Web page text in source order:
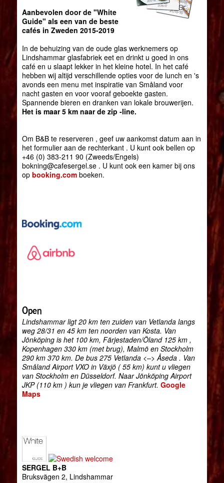
Aanbevolen door de "White
Guide" als een van de beste
cafés in Zweden 2015-2019
In de behuizing van de oude glas werknemers op
Lindshammar glasfabriek eet en drinkt u goed in ons
café en u slaapt lekker in het kleine hotel. In het café
hebben wij altijd verschillende opties voor de lunch en 's
avonds een menu met inspiratie van Småland voor
nacht gasten en voor vooraf geboekte gasten.
Spannende bieren en dranken van lokale brouwerijen.
Het is maar 5 km naar de zip -line.
Om B&B te reserveren , geef uw aankomst datum aan in
het formulier aan de rechterkant . U kunt ook bellen op
+46 (0) 383-211 90 (Zweeds/Engels)
bokning@cafesergel.se . U kunt ook een kamer bij ons
op booking.comboeken.
Open
Lindshammar ligt 20 km ten zuiden van Vetlanda langs
weg 28/31 en 45 km ten noorden van Kosta. Van
Jönköping is het 100 km, Färjestaden/Öland 125 km ,
Kopenhagen 330 km (met brug), Malmö en Stockholm
290 km 370 km. De bus 275 Vetlanda <–> Åseda . Van
Småland Airport VXO in Växjö ( 55 km) kunt u vliegen
van Stockholm en Düsseldorf. Naar Jönköping Airport
JKP (110 km ) kun je vliegen van Frankfurt. Google
Maps
SERGEL B+B
Bruksvägen 2, Lindshammar